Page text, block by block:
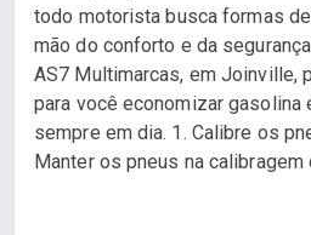
todo motorista busca formas
mão do conforto e da
AS7 Multimarcas, em Joinville,
para você economizar gasolina
sempre em dia. 1. Calibre os
Manter os pneus na calibragem